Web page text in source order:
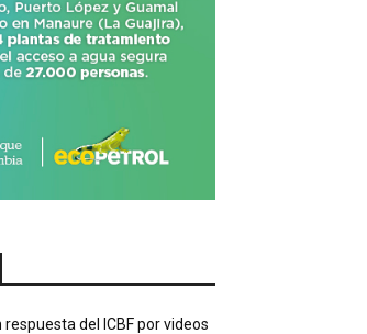
respuesta del ICBF por videos